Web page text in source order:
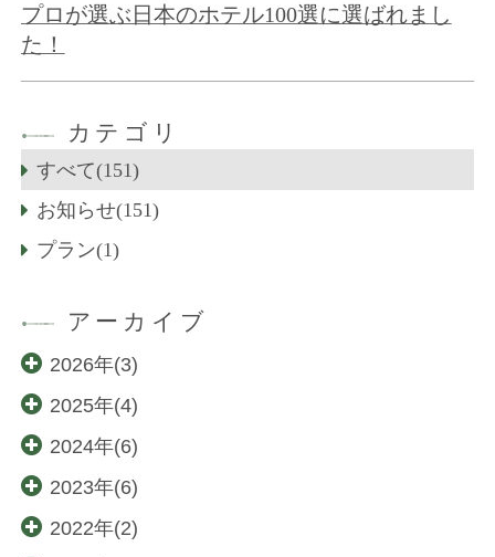
プロが選ぶ日本のホテル100選に選ばれまし
た！
カテゴリ
すべて(151)
お知らせ(151)
プラン(1)
アーカイブ
2026年(3)
2025年(4)
2024年(6)
2023年(6)
2022年(2)